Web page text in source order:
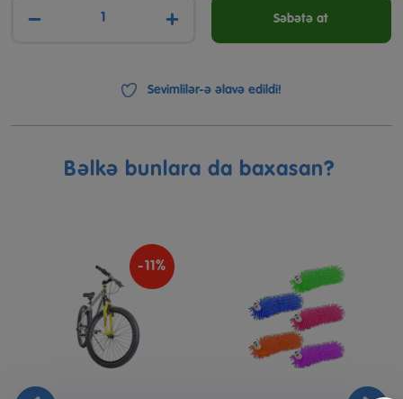
− + Səbətə at
Sevimlilər-ə əlavə edildi!
Bəlkə bunlara da baxasan?
-11%